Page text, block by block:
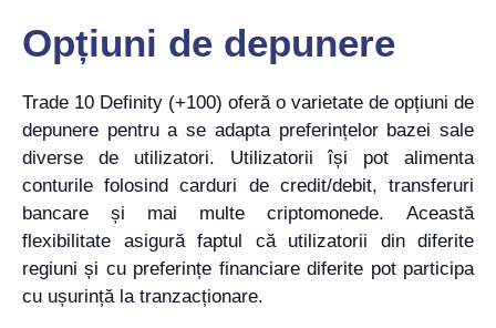
Opțiuni de depunere
Trade 10 Definity (+100) oferă o varietate de opțiuni de
depunere pentru a se adapta preferințelor bazei sale
diverse de utilizatori. Utilizatorii își pot alimenta
conturile folosind carduri de credit/debit, transferuri
bancare și mai multe criptomonede. Această
flexibilitate asigură faptul că utilizatorii din diferite
regiuni și cu preferințe financiare diferite pot participa
cu ușurință la tranzacționare.